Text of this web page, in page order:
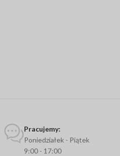
Pracujemy:
Poniedziałek - Piątek
9:00 - 17:00